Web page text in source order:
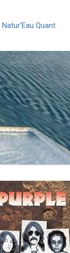
Natur’Eau Quant